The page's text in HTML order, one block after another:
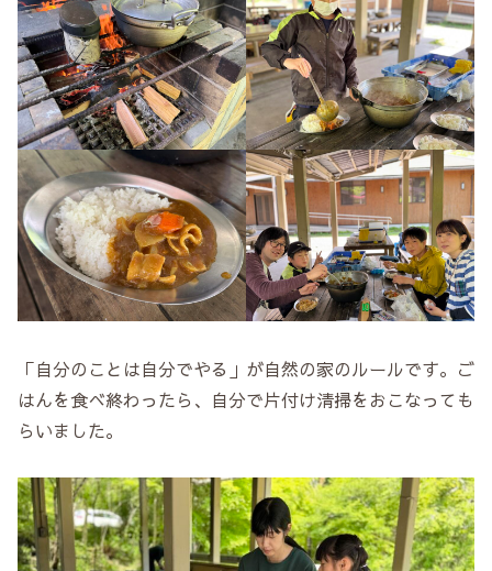
「自分のことは自分でやる」が自然の家のルールです。ご
はんを食べ終わったら、自分で片付け清掃をおこなっても
らいました。